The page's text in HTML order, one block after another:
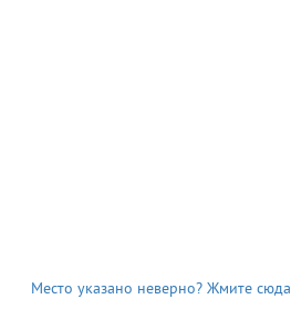
Место указано неверно? Жмите сюда